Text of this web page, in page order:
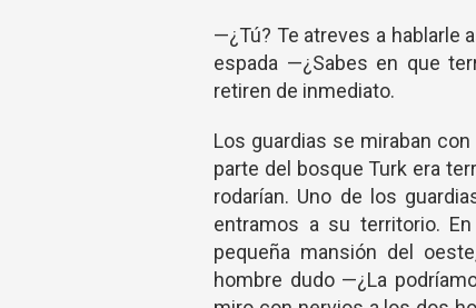
—¿Tú? Te atreves a hablarle
espada —¿Sabes en que
retiren de inmediato.
Los guardias se miraban
parte del bosque Turk era
rodarían. Uno de los
entramos a su territorio.
pequeña mansión del
hombre dudo —¿La